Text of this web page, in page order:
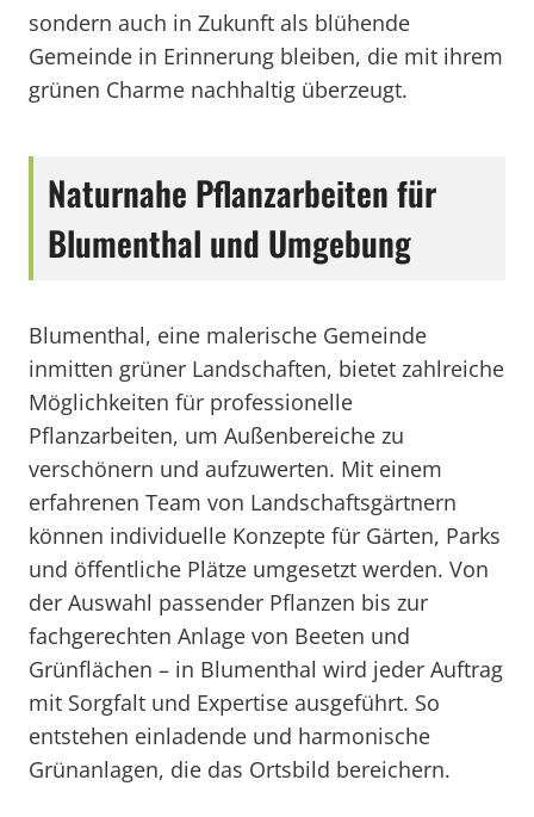
sondern auch in Zukunft als blühende
Gemeinde in Erinnerung bleiben, die mit ihrem
grünen Charme nachhaltig überzeugt.
Naturnahe Pflanzarbeiten für
Blumenthal und Umgebung
Blumenthal, eine malerische Gemeinde
inmitten grüner Landschaften, bietet zahlreiche
Möglichkeiten für professionelle
Pflanzarbeiten, um Außenbereiche zu
verschönern und aufzuwerten. Mit einem
erfahrenen Team von Landschaftsgärtnern
können individuelle Konzepte für Gärten, Parks
und öffentliche Plätze umgesetzt werden. Von
der Auswahl passender Pflanzen bis zur
fachgerechten Anlage von Beeten und
Grünflächen – in Blumenthal wird jeder Auftrag
mit Sorgfalt und Expertise ausgeführt. So
entstehen einladende und harmonische
Grünanlagen, die das Ortsbild bereichern.